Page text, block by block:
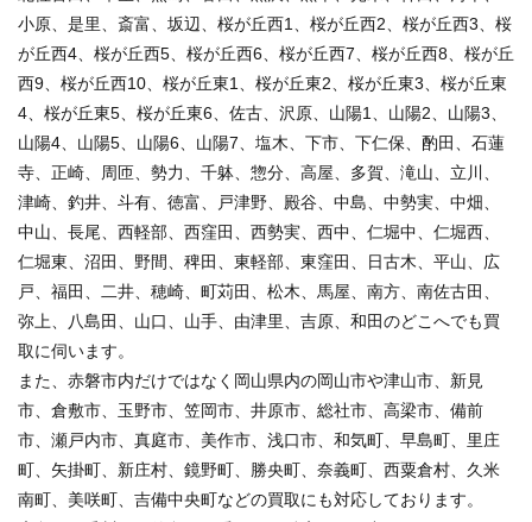
小原、是里、斎富、坂辺、桜が丘西1、桜が丘西2、桜が丘西3、桜
が丘西4、桜が丘西5、桜が丘西6、桜が丘西7、桜が丘西8、桜が丘
西9、桜が丘西10、桜が丘東1、桜が丘東2、桜が丘東3、桜が丘東
4、桜が丘東5、桜が丘東6、佐古、沢原、山陽1、山陽2、山陽3、
山陽4、山陽5、山陽6、山陽7、塩木、下市、下仁保、酌田、石蓮
寺、正崎、周匝、勢力、千躰、惣分、高屋、多賀、滝山、立川、
津崎、釣井、斗有、徳富、戸津野、殿谷、中島、中勢実、中畑、
中山、長尾、西軽部、西窪田、西勢実、西中、仁堀中、仁堀西、
仁堀東、沼田、野間、稗田、東軽部、東窪田、日古木、平山、広
戸、福田、二井、穂崎、町苅田、松木、馬屋、南方、南佐古田、
弥上、八島田、山口、山手、由津里、吉原、和田のどこへでも買
取に伺います。
また、赤磐市内だけではなく岡山県内の岡山市や津山市、新見
市、倉敷市、玉野市、笠岡市、井原市、総社市、高梁市、備前
市、瀬戸内市、真庭市、美作市、浅口市、和気町、早島町、里庄
町、矢掛町、新庄村、鏡野町、勝央町、奈義町、西粟倉村、久米
南町、美咲町、吉備中央町などの買取にも対応しております。